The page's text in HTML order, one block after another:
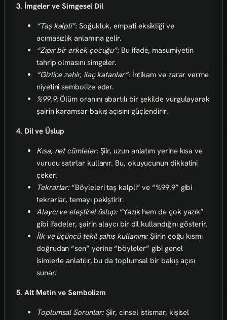
3. İmgeler ve Simgesel Dil
“Taş kalpli”:Soğukluk, empati eksikliği ve
acımasızlık anlamına gelir.
“Zıpır bir erkek çocuğu”:Bu ifade, masumiyetin
tahrip olmasını simgeler.
“Gizlice zehir, ilaç katanlar”:İntikam ve zarar verme
niyetini sembolize eder.
%99.9:Ölüm oranını abartılı bir şekilde vurgulayarak
şairin karamsar bakış açısını güçlendirir.
4. Dil ve Üslup
Kısa, net cümleler:Şiir, uzun anlatım yerine kısa ve
vurucu satırlar kullanır. Bu, okuyucunun dikkatini
çeker.
Tekrarlar:“Böyleleri taş kalpli” ve “%99.9” gibi
tekrarlar, temayı pekiştirir.
Alaycı ve eleştirel üslup:“Yazık hem de çok yazık”
gibi ifadeler, şairin alaycı bir dil kullandığını gösterir.
İlk ve üçüncü tekil şahıs kullanımı:Şiirin çoğu kısmı
doğrudan “sen” yerine “böyleler” gibi genel
isimlerle anlatılır, bu da toplumsal bir bakış açısı
sunar.
5. Alt Metin ve Sembolizm
Toplumsal Sorunlar:Şiir, cinsel istismar, kişisel